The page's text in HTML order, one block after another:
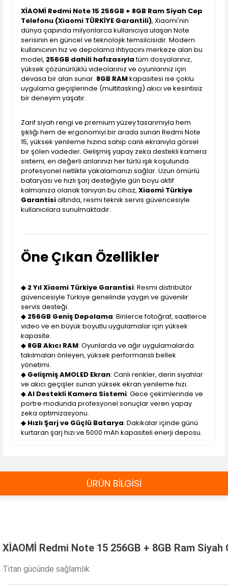
XİAOMİ Redmi Note 15 256GB + 8GB Ram Siyah Cep
Telefonu (Xiaomi TÜRKİYE Garantili), Xiaomi'nin
dünya çapında milyonlarca kullanıcıya ulaşan Note
serisinin en güncel ve teknolojik temsilcisidir. Modern
kullanıcının hız ve depolama ihtiyacını merkeze alan bu
model, 256GB dahili hafızasıylatüm dosyalarınız,
yüksek çözünürlüklü videolarınız ve oyunlarınız için
devasa bir alan sunar. 8GB RAMkapasitesi ise çoklu
uygulama geçişlerinde (multitasking) akıcı ve kesintisiz
bir deneyim yaşatır.
Zarif siyah rengi ve premium yüzey tasarımıyla hem
şıklığı hem de ergonomiyi bir arada sunan Redmi Note
15, yüksek yenileme hızına sahip canlı ekranıyla görsel
bir şölen vadeder. Gelişmiş yapay zeka destekli kamera
sistemi, en değerli anlarınızı her türlü ışık koşulunda
profesyonel netlikte yakalamanızı sağlar. Uzun ömürlü
bataryası ve hızlı şarj desteğiyle gün boyu aktif
kalmanıza olanak tanıyan bu cihaz, Xiaomi Türkiye
Garantisialtında, resmi teknik servis güvencesiyle
kullanıcılara sunulmaktadır.
Öne Çıkan Özellikler
◆ 2 Yıl Xiaomi Türkiye Garantisi: Resmi distribütör
güvencesiyle Türkiye genelinde yaygın ve güvenilir
servis desteği.
◆ 256GB Geniş Depolama: Binlerce fotoğraf, saatlerce
video ve en büyük boyutlu uygulamalar için yüksek
kapasite.
◆ 8GB Akıcı RAM: Oyunlarda ve ağır uygulamalarda
takılmaları önleyen, yüksek performanslı bellek
yönetimi.
◆ Gelişmiş AMOLED Ekran: Canlı renkler, derin siyahlar
ve akıcı geçişler sunan yüksek ekran yenileme hızı.
◆AI Destekli Kamera Sistemi: Gece çekimlerinde ve
portre modunda profesyonel sonuçlar veren yapay
zeka optimizasyonu.
◆ Hızlı Şarj ve Güçlü Batarya: Dakikalar içinde günü
kurtaran şarj hızı ve 5000 mAh kapasiteli enerji deposu.
ÜRÜN BİLGİSİ
XİAOMİ Redmi Note 15 256GB + 8GB Ram
Titan gücünde sağlamlık